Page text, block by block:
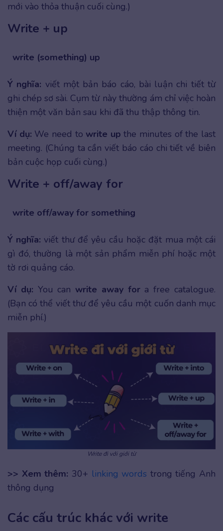
mới vào thỏa thuận cuối cùng.)
Write + up
write (something) up
Ý nghĩa: viết một bản báo cáo, bài luận chi tiết từ
ghi chép sơ sài. Cụm từ này thường ám chỉ việc hoàn
thiện một văn bản sau khi đã thu thập thông tin.
Ví dụ: We need to write up the minutes of the last
meeting. (Chúng ta cần viết báo cáo chi tiết về biên
bản cuộc họp cuối cùng.)
Write + off/away for
write off/away for something
Ý nghĩa: viết thư để yêu cầu hoặc đặt mua một cái
gì đó, thường là một sản phẩm miễn phí hoặc một
tờ rơi quảng cáo.
Ví dụ: You can write away fora free catalogue.
(Bạn có thể viết thư để yêu cầu một cuốn danh mục
miễn phí.)
Write đi với giới từ
>> Xem thêm: 30+ linking words trong tiếng Anh
thông dụng
Các cấu trúc khác với write